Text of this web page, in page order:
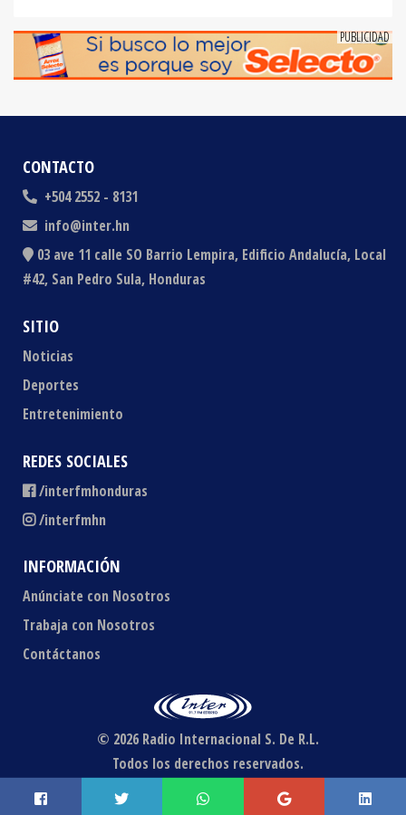
CONTACTO
+504 2552 - 8131
info@inter.hn
03 ave 11 calle SO Barrio Lempira, Edificio Andalucía, Local
#42, San Pedro Sula, Honduras
SITIO
Noticias
Deportes
Entretenimiento
REDES SOCIALES
/interfmhonduras
/interfmhn
INFORMACIÓN
Anúnciate con Nosotros
Trabaja con Nosotros
Contáctanos
© 2026 Radio Internacional S. De R.L.
Todos los derechos reservados.